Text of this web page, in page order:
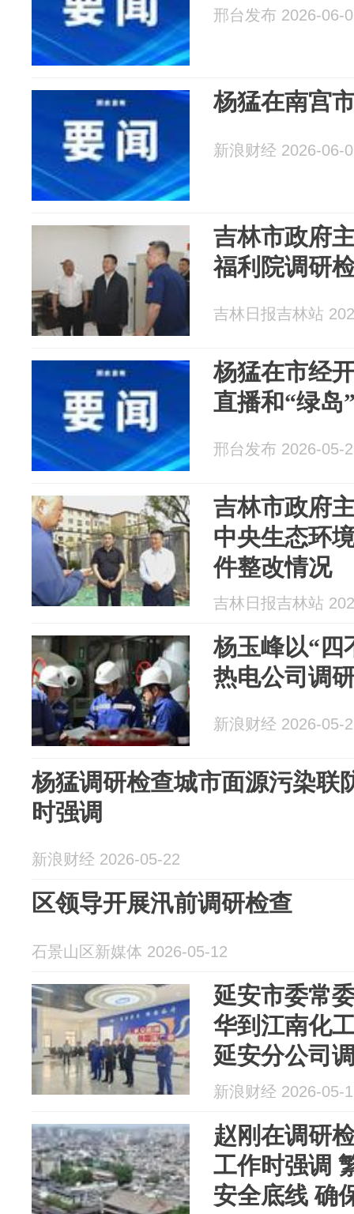
邢台发布 2026-06-
杨猛在南宫
新浪财经 2026-06-
吉林市政府
福利院调研
吉林日报吉林站
杨猛在市经
直播和“绿岛
邢台发布 2026-05-
吉林市政府
中央生态环
件整改情况
吉林日报吉林站
杨玉峰以“四
热电公司调
新浪财经 2026-05-
杨猛调研检查城市面源污染联
时强调
新浪财经 2026-05-22
区领导开展汛前调研检查
石景山区新媒体 2026-05-12
延安市委常
华到江南化
延安分公司
新浪财经 2026-05-
赵刚在调研
工作时强调
安全底线 确